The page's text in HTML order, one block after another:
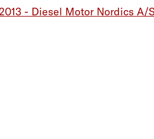
- Diesel Motor Nordics A/